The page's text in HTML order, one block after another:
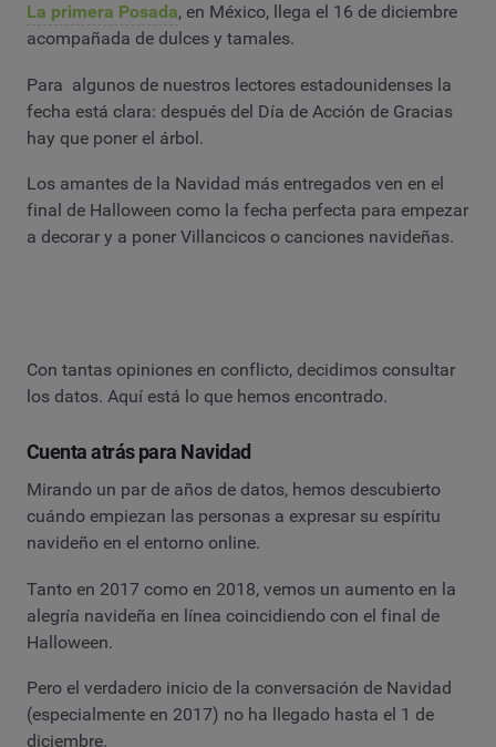
La primera Posada, en México, llega el 16 de diciembre
acompañada de dulces y tamales.
Para algunos de nuestros lectores estadounidenses la
fecha está clara: después del Día de Acción de Gracias
hay que poner el árbol.
Los amantes de la Navidad más entregados ven en el
final de Halloween como la fecha perfecta para empezar
a decorar y a poner Villancicos o canciones navideñas.
Con tantas opiniones en conflicto, decidimos consultar
los datos. Aquí está lo que hemos encontrado.
Cuenta atrás para Navidad
Mirando un par de años de datos, hemos descubierto
cuándo empiezan las personas a expresar su espíritu
navideño en el entorno online.
Tanto en 2017 como en 2018, vemos un aumento en la
alegría navideña en línea coincidiendo con el final de
Halloween.
Pero el verdadero inicio de la conversación de Navidad
(especialmente en 2017) no ha llegado hasta el 1 de
diciembre.